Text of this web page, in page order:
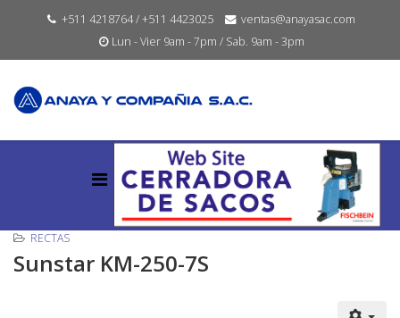
+511 4218764 / +511 4423025
ventas@anayasac.com
Lun - Vier 9am - 7pm / Sab. 9am - 3pm
RECTAS
Sunstar KM-250-7S